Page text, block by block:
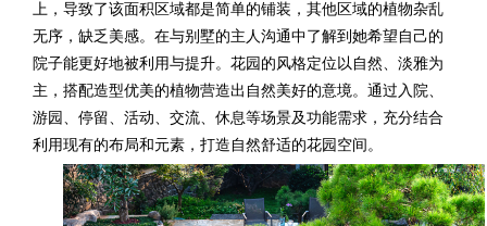
上，导致了该面积区域都是简单的铺装，其他区域的植物杂乱
无序，缺乏美感。在与别墅的主人沟通中了解到她希望自己的
院子能更好地被利用与提升。花园的风格定位以自然、淡雅为
主，搭配造型优美的植物营造出自然美好的意境。通过入院、
游园、停留、活动、交流、休息等场景及功能需求，充分结合
利用现有的布局和元素，打造自然舒适的花园空间。